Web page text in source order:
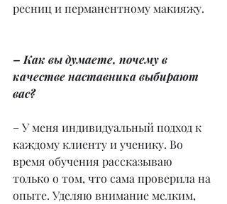
ресниц и перманентному макияжу.
– Как вы думаете, почему в
качестве наставника выбирают
вас?
– У меня индивидуальный подход к
каждому клиенту и ученику. Во
время обучения рассказываю
только о том, что сама проверила на
опыте. Уделяю внимание мелким,